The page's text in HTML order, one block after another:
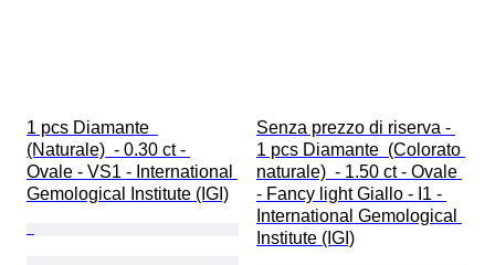
1 pcs Diamante
(Naturale)  - 0.30 ct -
Ovale - VS1 - International
Gemological Institute (IGI)
Senza prezzo di riserva -
1 pcs Diamante  (Colorato
naturale)  - 1.50 ct - Ovale
- Fancy light Giallo - I1 -
International Gemological
Institute (IGI)